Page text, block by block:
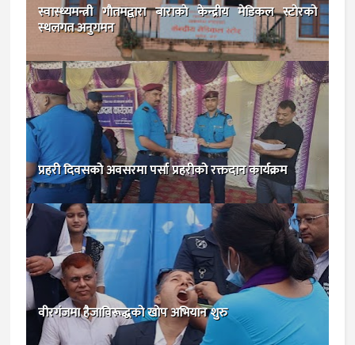
स्वास्थ्यमन्त्री गाैतमद्वारा बाराकाे केन्द्रीय मेडिकल स्टोरको
स्थलगत अनुगमन
प्रहरी दिवसको अवसरमा पर्सा प्रहरीको रक्तदान कार्यक्रम
वीरगंजमा हैजाविरूद्धको खोप अभियान शुरु